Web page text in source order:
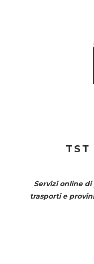
TST
Servizi online
trasporti e